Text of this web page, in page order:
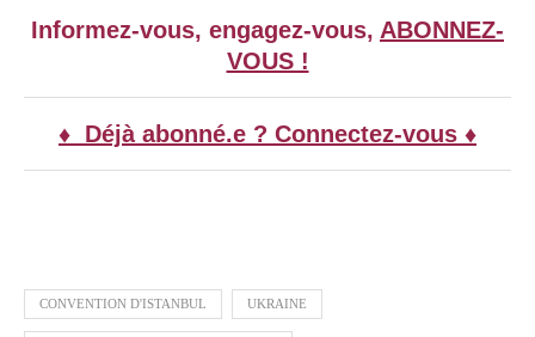
Informez-vous, engagez-vous, ABONNEZ-
VOUS !
♦ Déjà abonné.e ? Connectez-vous ♦
CONVENTION D'ISTANBUL UKRAINE